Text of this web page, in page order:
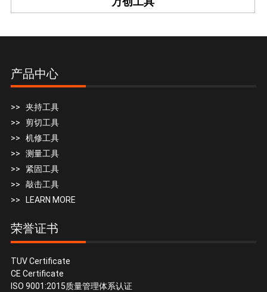
产品中心
>> 夹持工具
>> 剪切工具
>> 机修工具
>> 测量工具
>> 紧固工具
>> 敲击工具
>> LEARN MORE
荣誉证书
TUV Certificate
CE Certificate
ISO 9001:2015质量管理体系认证